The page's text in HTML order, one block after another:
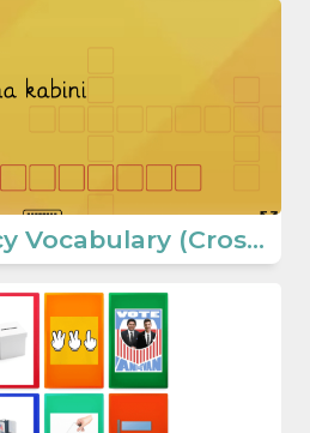
6.10 Democracy Vocabulary (Crossword Puzzle) (Secondary School English)